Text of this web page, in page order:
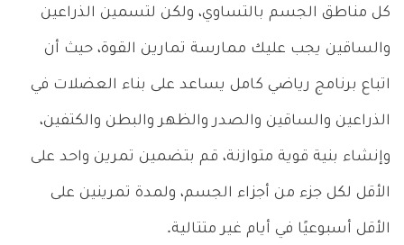
كل مناطق الجسم بالتساوي، ولكن لتسمين الذراعين
والساقين يجب عليك ممارسة تمارين القوة، حيث أن
اتباع برنامج رياضي كامل يساعد على بناء العضلات في
الذراعين والساقين والصدر والظهر والبطن والكتفين،
وإنشاء بنية قوية متوازنة، قم بتضمين تمرين واحد على
الأقل لكل جزء من أجزاء الجسم، ولمدة تمرينين على
الأقل أسبوعيًا في أيام غير متتالية.